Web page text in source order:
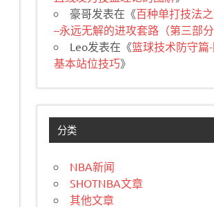
豪哥发表在《百种单打技法
–永远无解的进攻套路（第三部
Leo发表在《篮球技术防守篇
基本站位技巧》
分类
NBA新闻
SHOTNBA文章
其他文章